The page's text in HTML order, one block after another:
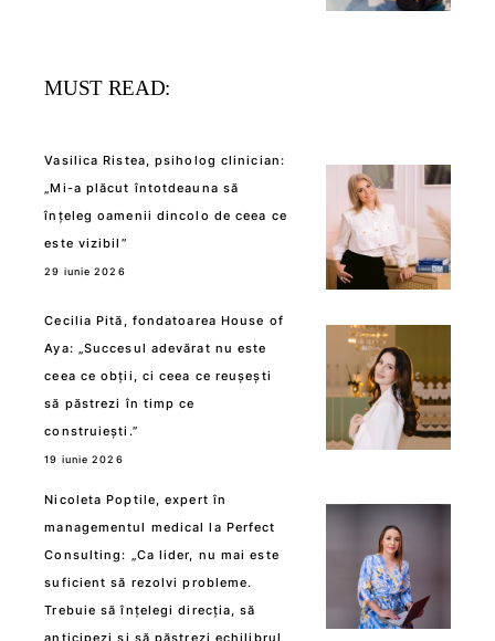
MUST READ:
Vasilica Ristea, psiholog clinician:
„Mi-a plăcut întotdeauna să
înțeleg oamenii dincolo de ceea ce
este vizibil”
29 iunie 2026
Cecilia Pită, fondatoarea House of
Aya: „Succesul adevărat nu este
ceea ce obții, ci ceea ce reușești
să păstrezi în timp ce
construiești.”
19 iunie 2026
Nicoleta Poptile, expert în
managementul medical la Perfect
Consulting: „Ca lider, nu mai este
suficient să rezolvi probleme.
Trebuie să înțelegi direcția, să